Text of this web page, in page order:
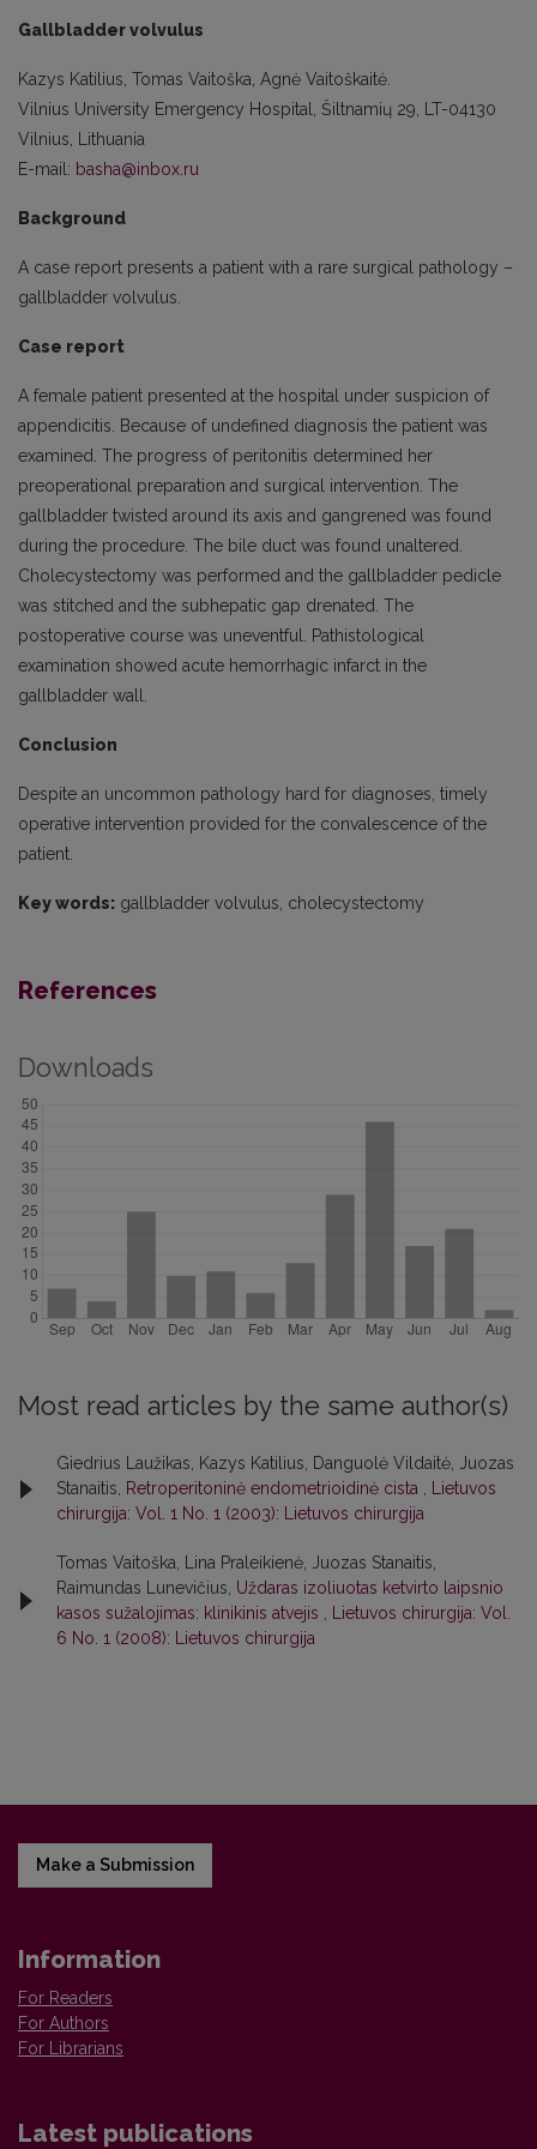
Gallbladder volvulus
Kazys Katilius, Tomas Vaitoška, Agnė Vaitoškaitė.
Vilnius University Emergency Hospital, Šiltnamių 29, LT-04130
Vilnius, Lithuania
E-mail: basha@inbox.ru
Background
A case report presents a patient with a rare surgical pathology –
gallbladder volvulus.
Case report
A female patient presented at the hospital under suspicion of
appendicitis. Because of undefined diagnosis the patient was
examined. The progress of peritonitis determined her
preoperational preparation and surgical intervention. The
gallbladder twisted around its axis and gangrened was found
during the procedure. The bile duct was found unaltered.
Cholecystectomy was performed and the gallbladder pedicle
was stitched and the subhepatic gap drenated. The
postoperative course was uneventful. Pathistological
examination showed acute hemorrhagic infarct in the
gallbladder wall.
Conclusion
Despite an uncommon pathology hard for diagnoses, timely
operative intervention provided for the convalescence of the
patient.
Key words: gallbladder volvulus, cholecystectomy
References
Downloads
Most read articles by the same author(s)
Giedrius Laužikas, Kazys Katilius, Danguolė Vildaitė, Juozas
Stanaitis,
Retroperitoninė endometrioidinė cista
Lietuvos
chirurgija: Vol. 1 No. 1 (2003): Lietuvos chirurgija
Tomas Vaitoška, Lina Praleikienė, Juozas Stanaitis,
Raimundas Lunevičius, Uždaras izoliuotas ketvirto laipsnio
kasos sužalojimas: klinikinis atvejis
Lietuvos chirurgija: Vol.
6 No. 1 (2008): Lietuvos chirurgija
Make a Submission
Information
For Readers
For Authors
For Librarians
Latest publications